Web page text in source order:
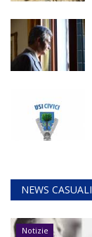
NEWS CASUALI
Notizie